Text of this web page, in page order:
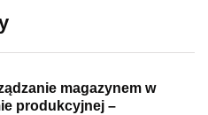
magazynem w
produkcyjnej –